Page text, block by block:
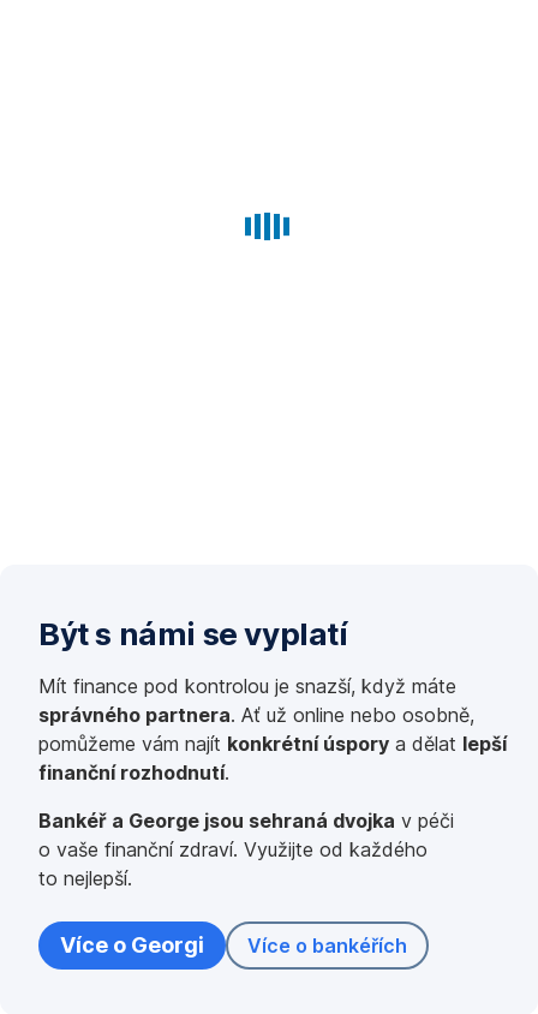
Být s námi se vyplatí
Mít finance pod kontrolou je snazší, když máte
správného partnera. Ať už online nebo osobně,
pomůžeme vám najít konkrétní úspory a dělat lepší
finanční rozhodnutí.
Bankéř a George jsou sehraná dvojka v péči
o vaše finanční zdraví. Využijte od každého
to nejlepší.
Více o Georgi Více o bankéřích